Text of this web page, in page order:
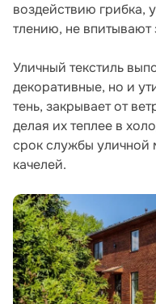
воздействию грибка,
тлению, не впитывают
Уличный текстиль
декоративные, но и
тень, закрывает от
делая их теплее в
срок службы уличной
качелей.